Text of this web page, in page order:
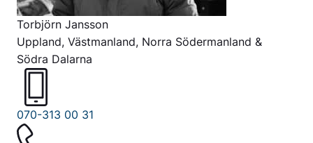
Torbjörn Jansson
Uppland, Västmanland, Norra Södermanland &
Södra Dalarna
070-313 00 31